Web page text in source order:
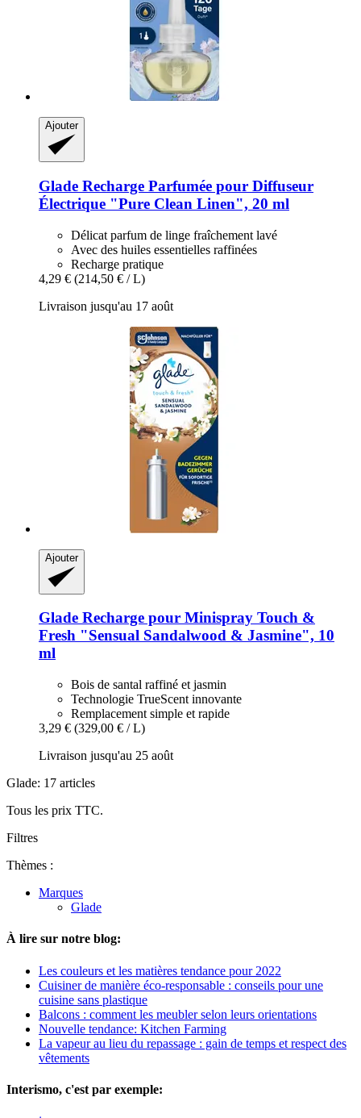
Ajouter
Glade Recharge Parfumée pour Diffuseur
Électrique "Pure Clean Linen", 20 ml
Délicat parfum de linge fraîchement lavé
Avec des huiles essentielles raffinées
Recharge pratique
4,29 € (214,50 € / L)
Livraison jusqu'au 17 août
Ajouter
Glade Recharge pour Minispray Touch &
Fresh "Sensual Sandalwood & Jasmine", 10
ml
Bois de santal raffiné et jasmin
Technologie TrueScent innovante
Remplacement simple et rapide
3,29 € (329,00 € / L)
Livraison jusqu'au 25 août
Glade: 17 articles
Tous les prix TTC.
Filtres
Thèmes :
Marques
Glade
À lire sur notre blog:
Les couleurs et les matières tendance pour 2022
Cuisiner de manière éco-responsable : conseils pour une
cuisine sans plastique
Balcons : comment les meubler selon leurs orientations
Nouvelle tendance: Kitchen Farming
La vapeur au lieu du repassage : gain de temps et respect des
vêtements
Interismo, c'est par exemple: